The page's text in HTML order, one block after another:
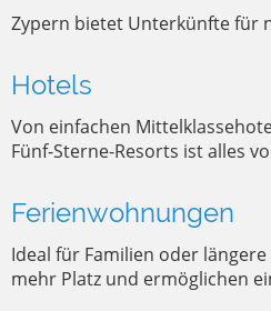
Zypern bietet Unterkünfte für
Hotels
Von einfachen
Fünf-Sterne-Resorts ist alles
Ferienwohnungen
Ideal für Familien oder
mehr Platz und ermöglichen